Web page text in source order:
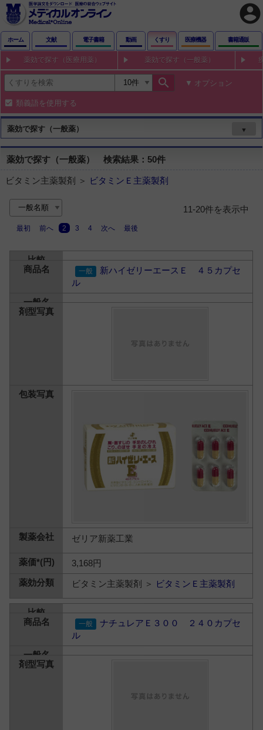
account_circle
ホーム 文献 電子書籍 動画 くすり 医療機器 書籍通販
薬効で探す（医療用薬） 薬効で探す（一般薬）
search オプション
類義語を使用する
薬効で探す（一般薬） ▼
薬効で探す（一般薬） 検索結果：50件
ビタミン主薬製剤 ＞ ビタミンＥ主薬製剤
11-20件を表示中
最初 前へ 2 3 4 次へ 最後
新ハイゼリーエースＥ ４５カプセ
ル
ゼリア新薬工業
3,168円
ビタミン主薬製剤 ＞ ビタミンＥ主薬製剤
ナチュレアＥ３００ ２４０カプセ
ル